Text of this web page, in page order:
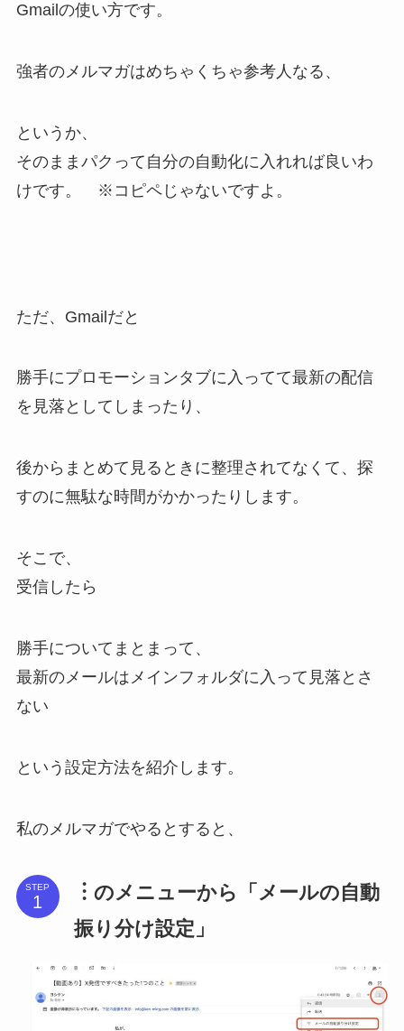
Gmailの使い方です。
強者のメルマガはめちゃくちゃ参考人なる、
というか、
そのままパクって自分の自動化に入れれば良いわ
けです。 ※コピペじゃないですよ。
ただ、Gmailだと
勝手にプロモーションタブに入ってて最新の配信
を見落としてしまったり、
後からまとめて見るときに整理されてなくて、探
すのに無駄な時間がかかったりします。
そこで、
受信したら
勝手についてまとまって、
最新のメールはメインフォルダに入って見落とさ
ない
という設定方法を紹介します。
私のメルマガでやるとすると、
STEP
︙のメニューから「メールの自動
振り分け設定」